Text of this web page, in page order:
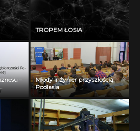
TROPEM ŁOSIA
–
Młody inżynier przyszłością
Podlasia